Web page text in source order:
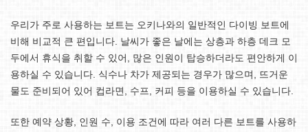
우리가 주로 사용하는 보트는 오키나와의 일반적인 다이빙 보트에
비해 비교적 큰 편입니다. 날씨가 좋은 날에는 상층과 하층 데크 모
두에서 휴식을 취할 수 있어, 많은 인원이 탑승하더라도 편안하게 이
용하실 수 있습니다. 식수나 차가 제공되는 경우가 많으며, 뜨거운
물도 준비되어 있어 컵라면, 수프, 커피 등을 이용하실 수 있습니다.
또한 예약 상황, 인원 수, 이용 조건에 따라 여러 다른 보트를 사용하